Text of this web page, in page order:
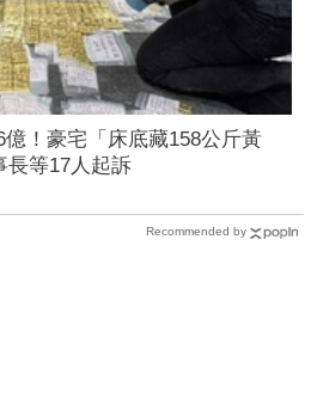
！豪宅「床底藏158公斤黃
等17人起訴
Recommended by